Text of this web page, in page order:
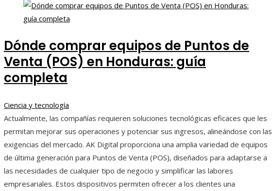
Dónde comprar equipos de Puntos de
Venta (POS) en Honduras: guía
completa
Ciencia y tecnología
Actualmente, las compañías requieren soluciones tecnológicas eficaces que les
permitan mejorar sus operaciones y potenciar sus ingresos, alineándose con las
exigencias del mercado. AK Digital proporciona una amplia variedad de equipos
de última generación para Puntos de Venta (POS), diseñados para adaptarse a
las necesidades de cualquier tipo de negocio y simplificar las labores
empresariales. Estos dispositivos permiten ofrecer a los clientes una